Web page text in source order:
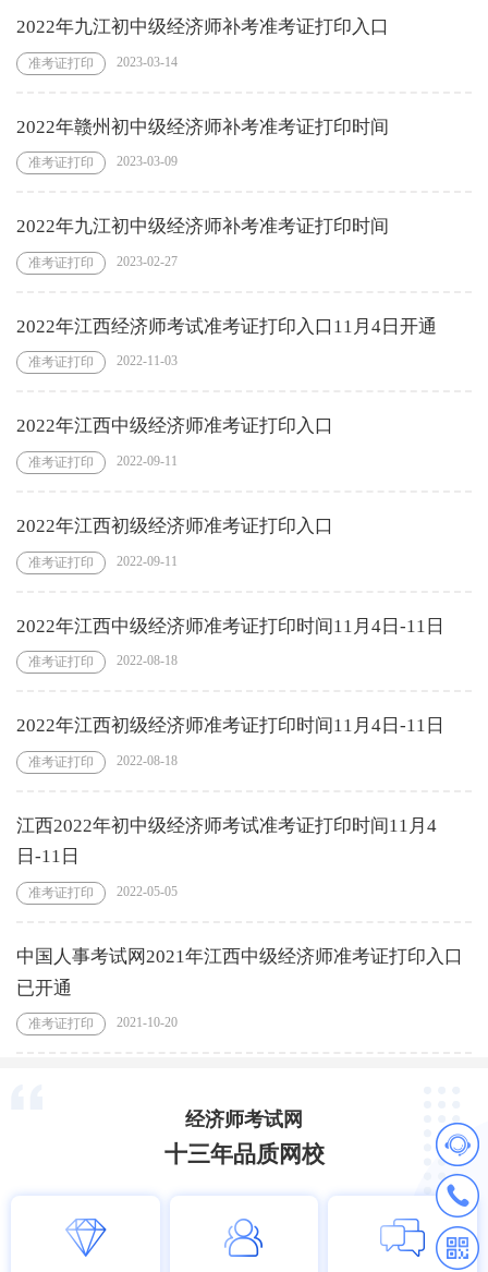
2022年九江初中级经济师补考准考证打印入口
准考证打印 2023-03-14
2022年赣州初中级经济师补考准考证打印时间
准考证打印 2023-03-09
2022年九江初中级经济师补考准考证打印时间
准考证打印 2023-02-27
2022年江西经济师考试准考证打印入口11月4日开通
准考证打印 2022-11-03
2022年江西中级经济师准考证打印入口
准考证打印 2022-09-11
2022年江西初级经济师准考证打印入口
准考证打印 2022-09-11
2022年江西中级经济师准考证打印时间11月4日-11日
准考证打印 2022-08-18
2022年江西初级经济师准考证打印时间11月4日-11日
准考证打印 2022-08-18
江西2022年初中级经济师考试准考证打印时间11月4
日-11日
准考证打印 2022-05-05
中国人事考试网2021年江西中级经济师准考证打印入口
已开通
准考证打印 2021-10-20
经济师考试网
十三年品质网校